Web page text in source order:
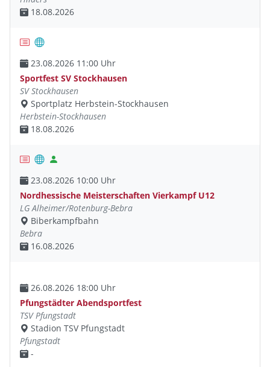
18.08.2026
23.08.2026 11:00 Uhr
Sportfest SV Stockhausen
SV Stockhausen
Sportplatz Herbstein-Stockhausen
Herbstein-Stockhausen
18.08.2026
23.08.2026 10:00 Uhr
Nordhessische Meisterschaften Vierkampf U12
LG Alheimer/Rotenburg-Bebra
Biberkampfbahn
Bebra
16.08.2026
26.08.2026 18:00 Uhr
Pfungstädter Abendsportfest
TSV Pfungstadt
Stadion TSV Pfungstadt
Pfungstadt
-